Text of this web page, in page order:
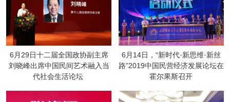
6月29日十二届全国政协副主席
刘晓峰出席中国民间艺术融入当
代社会生活论坛
6月14日，“新时代·新思维·新丝
路”2019中国民营经济发展论坛在
霍尔果斯召开